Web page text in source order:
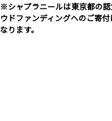
※シャプラニールは東京都の
ウドファンディングへのご寄
なります。